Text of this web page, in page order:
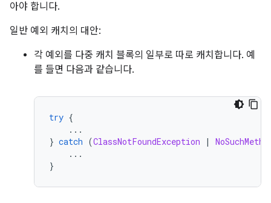
아야 합니다.
일반 예외 캐치의 대안:
각 예외를 다중 캐치 블록의 일부로 따로 캐치합니다. 예
를 들면 다음과 같습니다.
try {
...
} catch (ClassNotFoundException |
...
}